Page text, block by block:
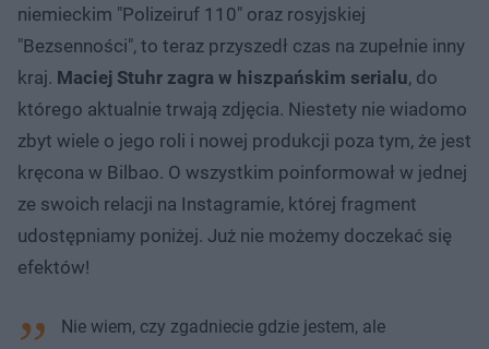
niemieckim "Polizeiruf 110" oraz rosyjskiej
"Bezsenności", to teraz przyszedł czas na zupełnie inny
kraj. Maciej Stuhr zagra w hiszpańskim serialu, do
którego aktualnie trwają zdjęcia. Niestety nie wiadomo
zbyt wiele o jego roli i nowej produkcji poza tym, że jest
kręcona w Bilbao. O wszystkim poinformował w jednej
ze swoich relacji na Instagramie, której fragment
udostępniamy poniżej. Już nie możemy doczekać się
efektów!
Nie wiem, czy zgadniecie gdzie jestem, ale